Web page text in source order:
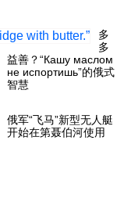
多
多
益善？“Кашу маслом
не испортишь”的俄式
智慧
俄军“飞马”新型无人艇
开始在第聂伯河使用